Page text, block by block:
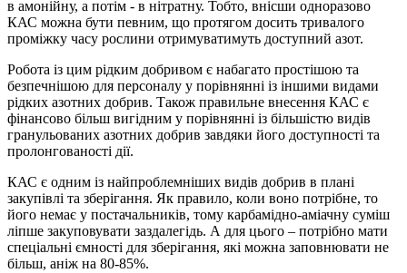
в амонійну, а потім - в нітратну. Тобто, внісши одноразово
КАС можна бути певним, що протягом досить тривалого
проміжку часу рослини отримуватимуть доступний азот.
Робота із цим рідким добривом є набагато простішою та
безпечнішою для персоналу у порівнянні із іншими видами
рідких азотних добрив. Також правильне внесення КАС є
фінансово більш вигідним у порівнянні із більшістю видів
гранульованих азотних добрив завдяки його доступності та
пролонгованості дії.
КАС є одним із найпроблемніших видів добрив в плані
закупівлі та зберігання. Як правило, коли воно потрібне, то
його немає у постачальників, тому карбамідно-аміачну суміш
ліпше закуповувати заздалегідь. А для цього – потрібно мати
спеціальні ємності для зберігання, які можна заповнювати не
більш, аніж на 80-85%.